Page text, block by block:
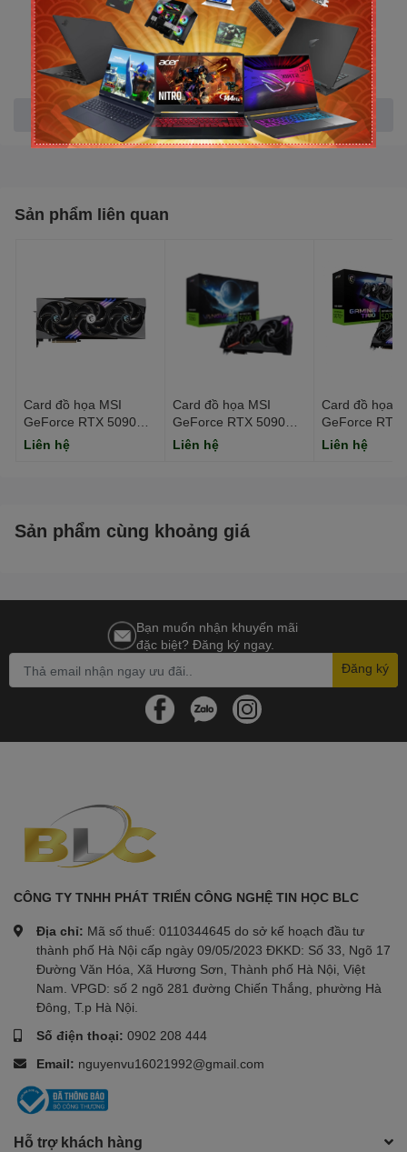
Kiểu bộ nhớ: GDDR7
Tốc độ bộ nhớ: 28 Gbps
Boost: 2542 MHz
CUDA Core: 8960 Units
Chuẩn khe cắm: PCI Express 5.0
Xem thêm
Sản phẩm liên quan
Card đồ họa MSI
GeForce RTX 5090
32G GAMING TRIO
OC (GDDR7/ 512 bit)
Liên hệ
Card đồ họa MSI
GeForce RTX 5090
32G VANGUARD SOC
(GDDR7/ 512 bit)
Liên hệ
Card đồ họa
GeForce RTX
16G GAMING
OC (GDDR7/
Liên hệ
Sản phẩm cùng khoảng giá
Bạn muốn nhận khuyến mãi
đặc biệt? Đăng ký ngay.
Đăng ký
CÔNG TY TNHH PHÁT TRIỂN CÔNG NGHỆ TIN HỌC BLC
Địa chỉ: Mã số thuế: 0110344645 do sở kế hoạch đầu tư
thành phố Hà Nội cấp ngày 09/05/2023 ĐKKD: Số 33, Ngõ 17
Đường Văn Hóa, Xã Hương Sơn, Thành phố Hà Nội, Việt
Nam. VPGD: số 2 ngõ 281 đường Chiến Thắng, phường Hà
Đông, T.p Hà Nội.
Số điện thoại: 0902 208 444
Email: nguyenvu16021992@gmail.com
Hỗ trợ khách hàng